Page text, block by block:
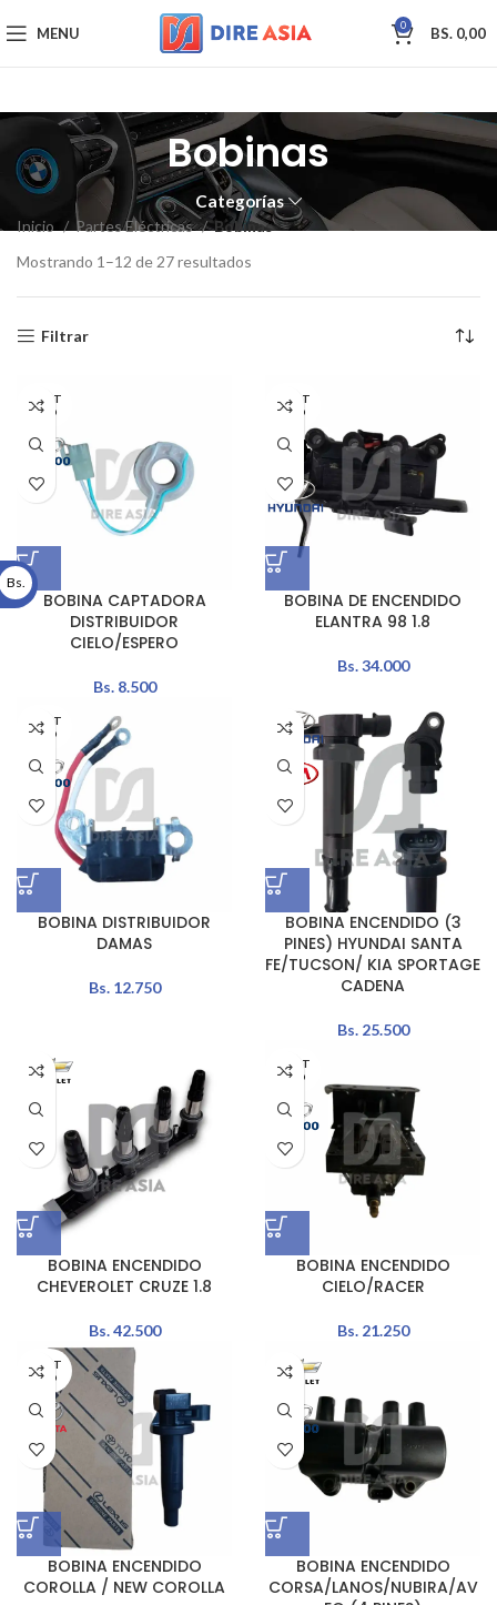
MENU 0 BS. 0,00
Bobinas
Categorías
Inicio Partes Eléctricas
Bobinas
Mostrando 1–12 de 27 resultados
Filtrar
AGOT
ADO
BOBINA CAPTADORA
DISTRIBUIDOR
CIELO/ESPERO
Bs.8.500
AGOT
ADO
BOBINA DE ENCENDIDO
ELANTRA 98 1.8
Bs.34.000
AGOT
ADO
BOBINA DISTRIBUIDOR
DAMAS
Bs.12.750
BOBINA ENCENDIDO (3
PINES) HYUNDAI SANTA
FE/TUCSON/ KIA SPORTAGE
CADENA
Bs.25.500
BOBINA ENCENDIDO
CHEVEROLET CRUZE 1.8
Bs.42.500
AGOT
ADO
BOBINA ENCENDIDO
CIELO/RACER
Bs.21.250
AGOT
ADO
BOBINA ENCENDIDO
COROLLA / NEW COROLLA
BOBINA ENCENDIDO
CORSA/LANOS/NUBIRA/AV
Bs.